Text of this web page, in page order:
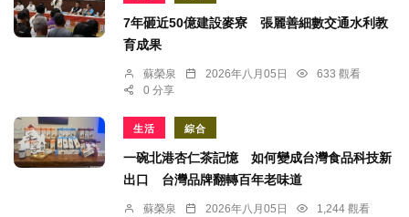
7年砸近50億建設麥寮 張麗善細數交通水利教
育成果
蘇榮泉 2026年八月05日
633 觀看
0 分享
生活 綜合
一碗北港杏仁茶記憶 如何變成台灣食品科技新
出口 台灣品牌翻轉百年老味道
蘇榮泉 2026年八月05日
1,244 觀看